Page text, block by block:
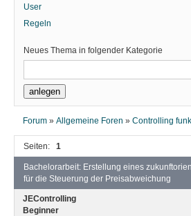
User
Regeln
Neues Thema in folgender Kategorie
Forum »Allgemeine Foren »Controlling
Seiten: 1
Bachelorarbeit: Erstellung eines
für die Steuerung der Preisabweichung
JEControlling
Beginner